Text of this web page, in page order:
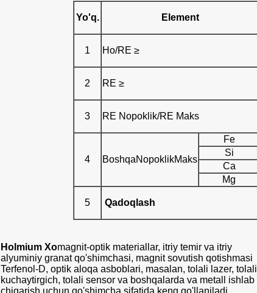
Yo'q. Element
1 Ho/RE ≥
2 RE ≥
3 RE Nopoklik/RE Maks
4 BoshqaNopoklikMaks
Fe
Si
Ca
Mg
5 Qadoqlash
Holmium Xomagnit-optik materiallar, itriy temir va itriy
alyuminiy granat qo'shimchasi, magnit sovutish qotishmasi
Terfenol-D, optik aloqa asboblari, masalan, tolali lazer, tolali
kuchaytirgich, tolali sensor va boshqalarda va metall ishlab